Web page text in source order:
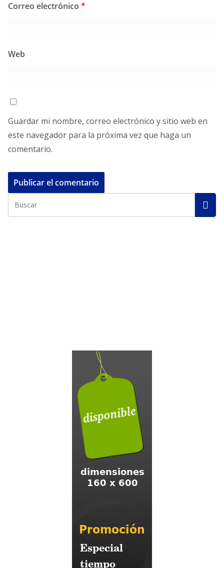
Correo electrónico *
Web
Guardar mi nombre, correo electrónico y sitio web en
este navegador para la próxima vez que haga un
comentario.